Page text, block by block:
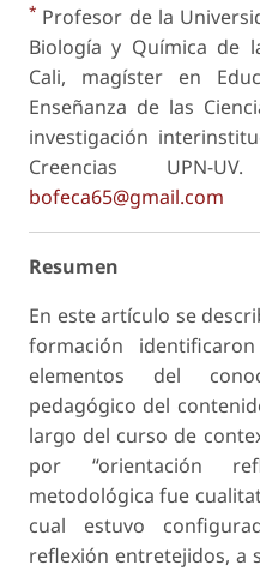
* Profesor de la
Biología y Química de
Cali, magíster en
Enseñanza de las
investigación
Creencias UPN-
bofeca65@gmail.com
Resumen
En este artículo se
formación
elementos del
pedagógico del
largo del curso de
por “orientación
metodológica fue
cual estuvo
reflexión entretejidos, a